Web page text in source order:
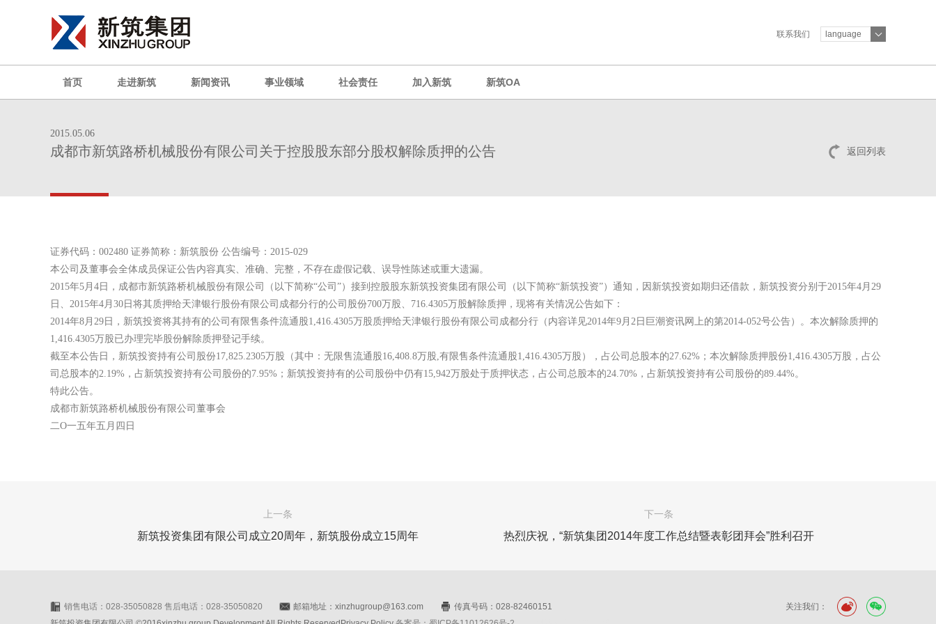
联系我们 language
首页 走进新筑 新闻资讯 事业领域 社会责任 加入新筑 新筑OA
返回列表
2015.05.06
成都市新筑路桥机械股份有限公司关于控股股东部分股权解除质押的公告
证券代码：002480 证券简称：新筑股份 公告编号：2015-029
本公司及董事会全体成员保证公告内容真实、准确、完整，不存在虚假记载、误导性陈述或重大遗漏。
2015年5月4日，成都市新筑路桥机械股份有限公司（以下简称“公司”）接到控股股东新筑投资集团有限公司（以下简称“新筑投资”）通知，因新筑投资如期归还借款，新筑投资分别于2015年4月29
日、2015年4月30日将其质押给天津银行股份有限公司成都分行的公司股份700万股、716.4305万股解除质押，现将有关情况公告如下：
2014年8月29日，新筑投资将其持有的公司有限售条件流通股1,416.4305万股质押给天津银行股份有限公司成都分行（内容详见2014年9月2日巨潮资讯网上的第2014-052号公告）。本次解除质押的
1,416.4305万股已办理完毕股份解除质押登记手续。
截至本公告日，新筑投资持有公司股份17,825.2305万股（其中：无限售流通股16,408.8万股,有限售条件流通股1,416.4305万股），占公司总股本的27.62%；本次解除质押股份1,416.4305万股，占公
司总股本的2.19%，占新筑投资持有公司股份的7.95%；新筑投资持有的公司股份中仍有15,942万股处于质押状态，占公司总股本的24.70%，占新筑投资持有公司股份的89.44%。
特此公告。
成都市新筑路桥机械股份有限公司董事会
二O一五年五月四日
上一条
新筑投资集团有限公司成立20周年，新筑股份成立15周年
下一条
热烈庆祝，“新筑集团2014年度工作总结暨表彰团拜会”胜利召开
关注我们：
销售电话：028-35050828 售后电话：028-35050820 邮箱地址：xinzhugroup@163.com
传真号码：028-82460151